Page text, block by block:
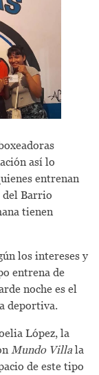
así lo
entrenan
del Barrio
tienen
los intereses y
entrena de
noche es el
deportiva.
López, la
Mundo Villa la
de este tipo